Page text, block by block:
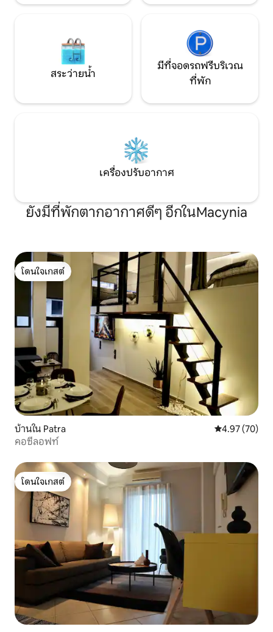
สระว่ายน้ำ
มีที่จอดรถฟรีบริเวณ
ที่พัก
เครื่องปรับอากาศ
ยังมีที่พักตากอากาศดีๆ อีกในMacynia
โดนใจเกสต์
โดนใจเกสต์
บ้านใน Patra คะแนนเฉลี่ย
4.97 (70)
คอซี่ลอฟท์
โดนใจเกสต์
โดนใจเกสต์